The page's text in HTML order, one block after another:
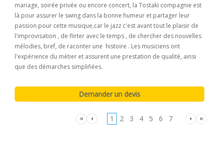
mariage, soirée privée ou encore concert, la Tostaki compagnie est
là pour assurer le swing dans la bonne humeur et partager leur
passion pour cette musique,car le jazz c'est avant tout le plaisir de
l'improvisation , de flirter avec le temps , de chercher des nouvelles
mélodies, bref, de raconter une histoire . Les musiciens ont
l'expérience du métier et assurent une prestation de qualité, ainsi
que des démarches simplifiées.
1 2 3 4 5 6 7